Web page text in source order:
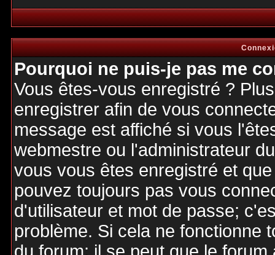
Pourquoi ne puis-je pas me
Vous êtes-vous enregistré ?
enregistrer afin de vous
message est affiché si vous
webmestre ou l'administrateur
vous vous êtes enregistré et
pouvez toujours pas vous
d'utilisateur et mot de passe;
problème. Si cela ne fonctionne